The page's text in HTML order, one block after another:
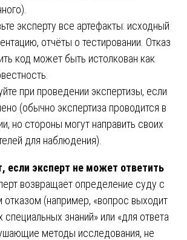
эксперту все артефакты: исходный
отчёты о тестировании. Отказ
код может быть истолкован как
при проведении экспертизы, если
(обычно экспертиза проводится в
но стороны могут направить своих
для наблюдения).
если эксперт не может ответить
возвращает определение суду с
(например, «вопрос выходит
знаний» или «для ответа
методы исследования, не